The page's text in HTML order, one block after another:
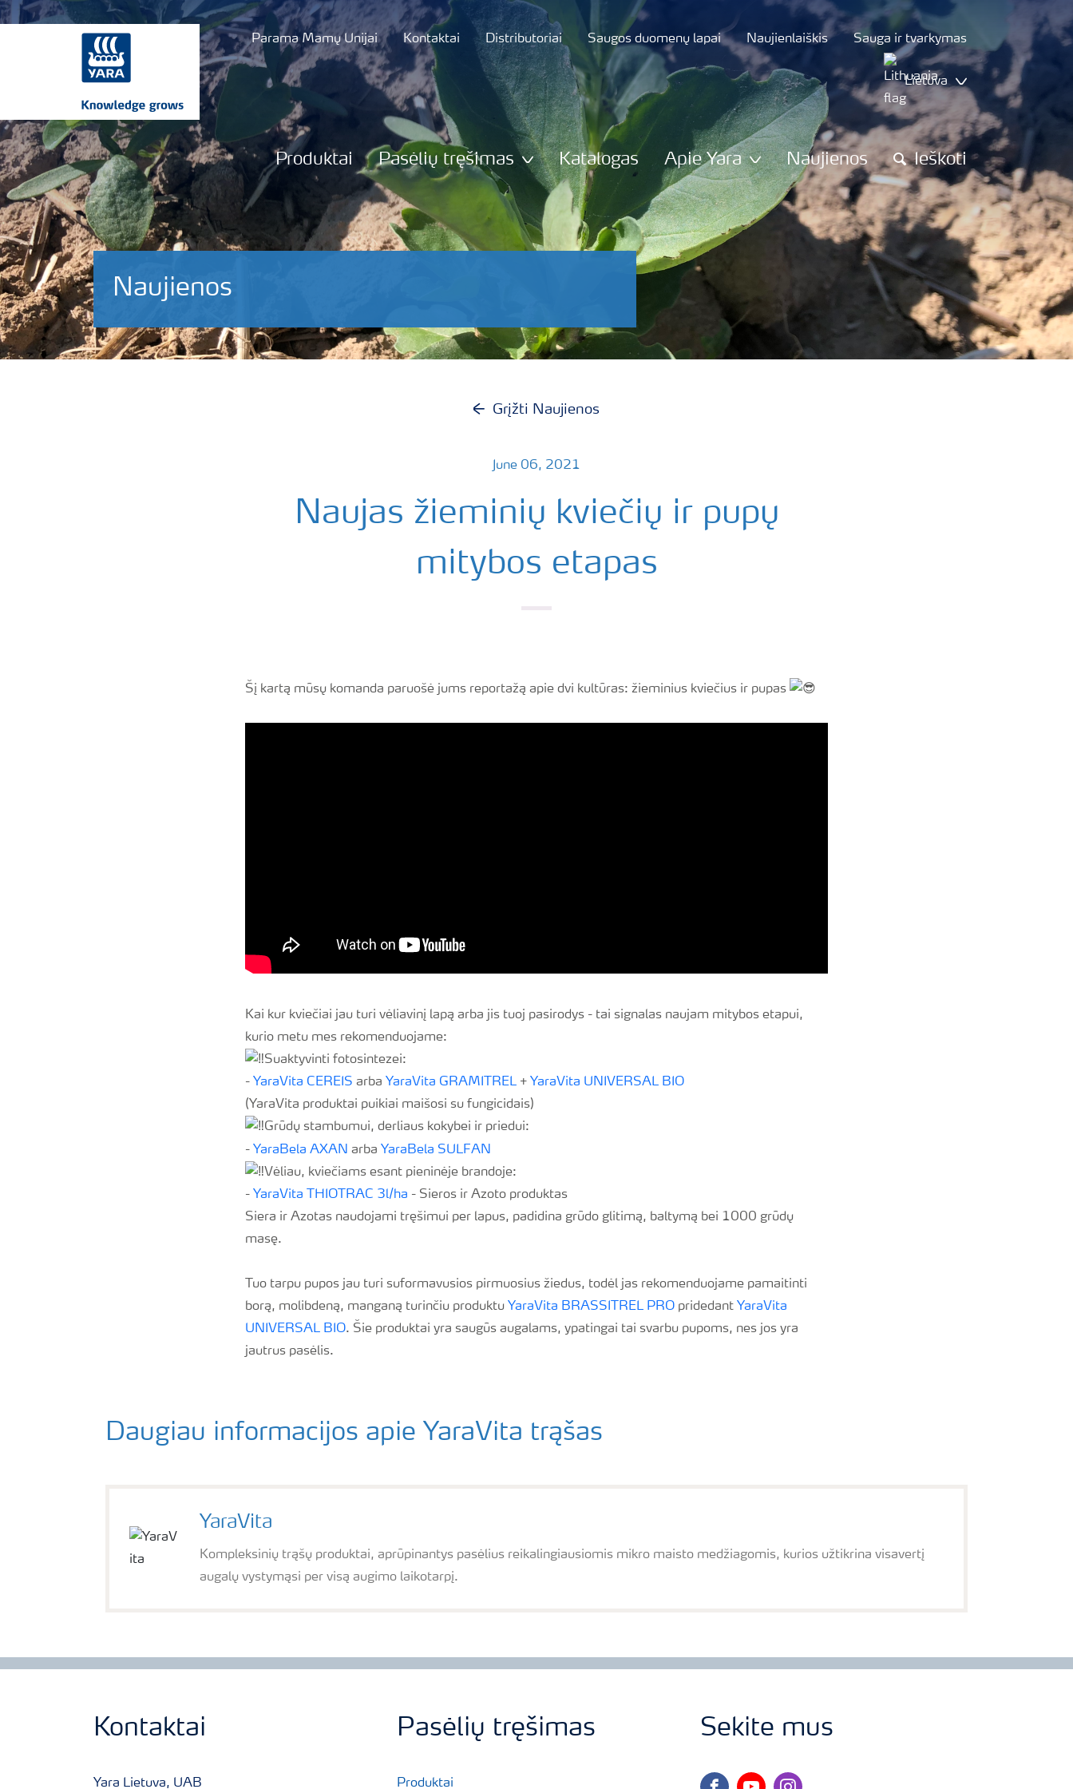
Parama Mamų Unijai Kontaktai Distributoriai Saugos duomenų lapai Naujienlaiškis Sauga ir tvarkymas
Lietuva
Produktai Pasėlių tręšimas Katalogas Apie Yara Naujienos Ieškoti
Naujienos
Grįžti Naujienos
June 06, 2021
Naujas žieminių kviečių ir pupų
mitybos etapas
Šį kartą mūsų komanda paruošė jums reportažą apie dvi kultūras: žieminius kviečius ir pupas
Kai kur kviečiai jau turi vėliavinį lapą arba jis tuoj pasirodys - tai signalas naujam mitybos etapui,
kurio metu mes rekomenduojame:
Suaktyvinti fotosintezei:
- YaraVita CEREIS arba YaraVita GRAMITREL + YaraVita UNIVERSAL BIO
(YaraVita produktai puikiai maišosi su fungicidais)
Grūdų stambumui, derliaus kokybei ir priedui:
- YaraBela AXAN arba YaraBela SULFAN
Vėliau, kviečiams esant pieninėje brandoje:
- YaraVita THIOTRAC 3l/ha - Sieros ir Azoto produktas
Siera ir Azotas naudojami tręšimui per lapus, padidina grūdo glitimą, baltymą bei 1000 grūdų
masę.
Tuo tarpu pupos jau turi suformavusios pirmuosius žiedus, todėl jas rekomenduojame pamaitinti
borą, molibdeną, manganą turinčiu produktu YaraVita BRASSITREL PRO pridedant YaraVita
UNIVERSAL BIO. Šie produktai yra saugūs augalams, ypatingai tai svarbu pupoms, nes jos yra
jautrus pasėlis.
Daugiau informacijos apie YaraVita trąšas
YaraVita
Kompleksinių trąšų produktai, aprūpinantys pasėlius reikalingiausiomis mikro maisto medžiagomis, kurios užtikrina visavertį
augalų vystymąsi per visą augimo laikotarpį.
Kontaktai
Yara Lietuva, UAB
Pasėlių tręšimas
Produktai
Sekite mus
facebookyoutubeinstagram